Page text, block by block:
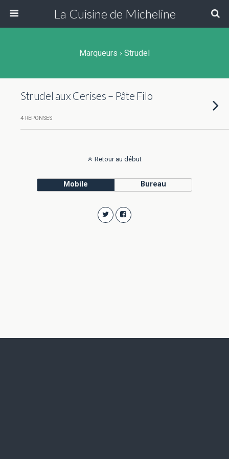
La Cuisine de Micheline
Marqueurs › Strudel
Strudel aux Cerises – Pâte Filo
4 RÉPONSES
Retour au début
Mobile Bureau